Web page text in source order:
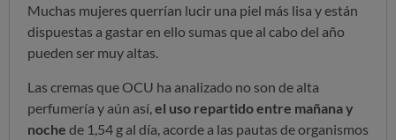
Muchas mujeres querrían lucir una piel más lisa y están
dispuestas a gastar en ello sumas que al cabo del año
pueden ser muy altas.
Las cremas que OCU ha analizado no son de alta
perfumería y aún así, el uso repartido entre mañana y
noche de 1,54 g al día, acorde a las pautas de organismos